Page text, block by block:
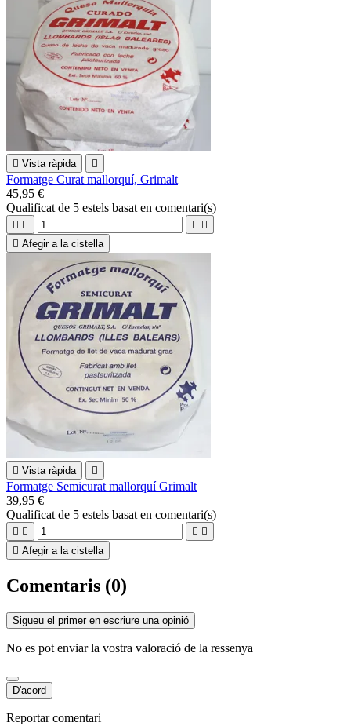
 Vista ràpida 
Formatge Curat mallorquí, Grimalt
45,95 €
Qualificat de 5 estels basat en comentari(s)
   
 Afegir a la cistella
 Vista ràpida 
Formatge Semicurat mallorquí Grimalt
39,95 €
Qualificat de 5 estels basat en comentari(s)
   
 Afegir a la cistella
Comentaris (0)
Sigueu el primer en escriure una opinió
No es pot enviar la vostra valoració de la ressenya
D'acord
Reportar comentari